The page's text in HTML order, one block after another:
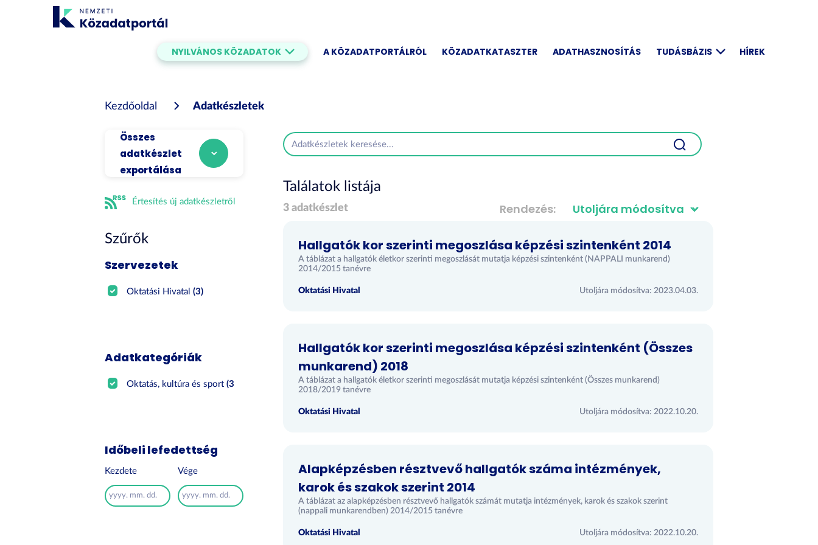
NYILVÁNOS KÖZADATOK A KÖZADATPORTÁLRÓL KÖZADATKATASZTER ADATHASZNOSÍTÁS TUDÁSBÁZIS HÍREK
Kezdőoldal Adatkészletek
Összes
adatkészlet
exportálása
Értesítés új adatkészletről
Szűrők
Szervezetek
Oktatási Hivatal(3)
Adatkategóriák
Oktatás, kultúra és sport(3)
Időbeli lefedettség
Kezdete Vége
Rendezés
Találatok listája
3 adatkészlet
Hallgatók kor szerinti megoszlása képzési szintenként 2014
A táblázat a hallgatók életkor szerinti megoszlását mutatja képzési szintenként (NAPPALI munkarend)
2014/2015 tanévre
Oktatási Hivatal Utoljára módosítva: 2023.04.03.
Hallgatók kor szerinti megoszlása képzési szintenként (Összes
munkarend) 2018
A táblázat a hallgatók életkor szerinti megoszlását mutatja képzési szintenként (Összes munkarend)
2018/2019 tanévre
Oktatási Hivatal Utoljára módosítva: 2022.10.20.
Alapképzésben résztvevő hallgatók száma intézmények,
karok és szakok szerint 2014
A táblázat az alapképzésben résztvevő hallgatók számát mutatja intézmények, karok és szakok szerint
(nappali munkarendben) 2014/2015 tanévre
Oktatási Hivatal Utoljára módosítva: 2022.10.20.